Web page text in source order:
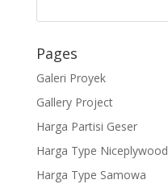
Pages
Galeri Proyek
Gallery Project
Harga Partisi Geser
Harga Type Niceplywood
Harga Type Samowa